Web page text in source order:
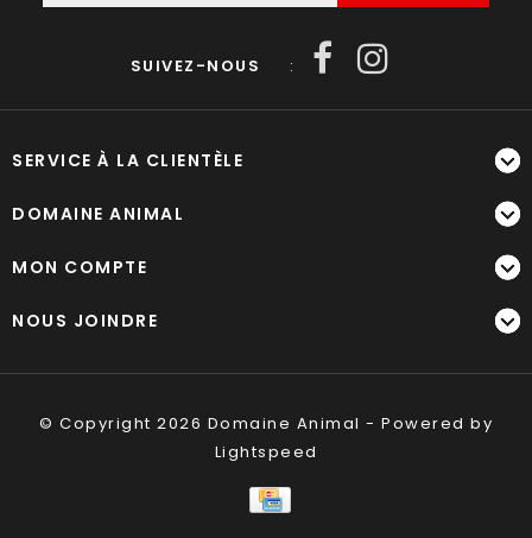
SUIVEZ-NOUS :
SERVICE À LA CLIENTÈLE
DOMAINE ANIMAL
MON COMPTE
NOUS JOINDRE
© Copyright 2026 Domaine Animal - Powered by
Lightspeed